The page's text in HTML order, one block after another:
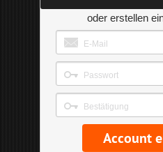
oder erstellen